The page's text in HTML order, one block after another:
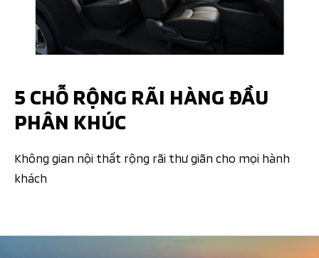
5 CHỖ RỘNG RÃI HÀNG ĐẦU
PHÂN KHÚC
Không gian nội thất rộng rãi thư giãn cho mọi hành
khách